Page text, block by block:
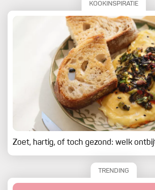
KOOKINSPIRATIE
Zoet, hartig, of toch gezond: welk
TRENDING